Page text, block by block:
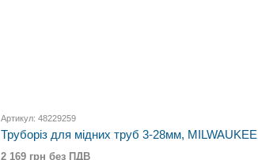
Артикул: 48229259
Труборіз для мідних труб 3-28мм, MILWAUKEE
2 169 грн без ПДВ